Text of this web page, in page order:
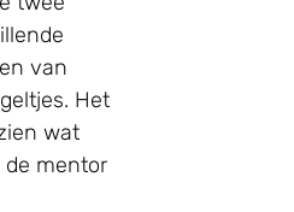
van
Het
wat
de mentor